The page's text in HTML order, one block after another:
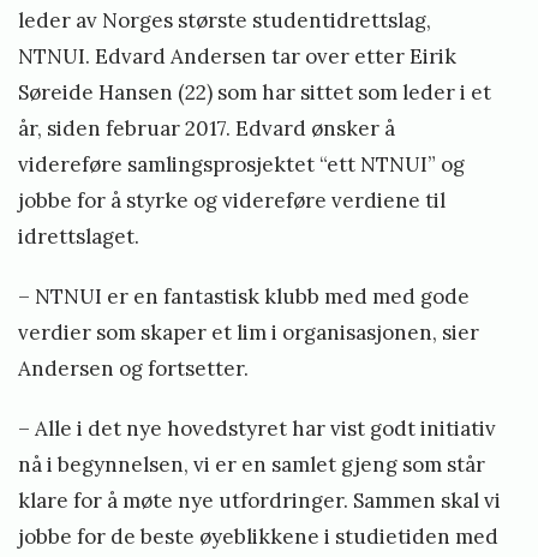
leder av Norges største studentidrettslag,
NTNUI. Edvard Andersen tar over etter Eirik
Søreide Hansen (22) som har sittet som leder i et
år, siden februar 2017. Edvard ønsker å
videreføre samlingsprosjektet “ett NTNUI” og
jobbe for å styrke og videreføre verdiene til
idrettslaget.
– NTNUI er en fantastisk klubb med med gode
verdier som skaper et lim i organisasjonen, sier
Andersen og fortsetter.
– Alle i det nye hovedstyret har vist godt initiativ
nå i begynnelsen, vi er en samlet gjeng som står
klare for å møte nye utfordringer. Sammen skal vi
jobbe for de beste øyeblikkene i studietiden med